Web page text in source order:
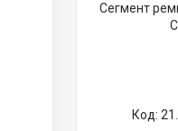
Сегмент